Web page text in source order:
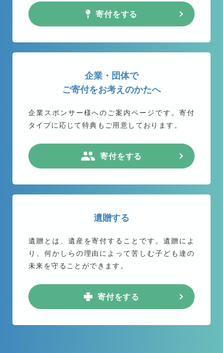
寄付をする
企業・団体で
ご寄付をお考えのかたへ
企業スポンサー様へのご案内ページです。 寄付
タイプに応じて特典もご用意しております。
寄付をする
遺贈する
遺贈とは、遺産を寄付することです。遺贈によ
り、何かしらの理由によって苦しむ子ども達の
未来を守ることができます。
寄付をする